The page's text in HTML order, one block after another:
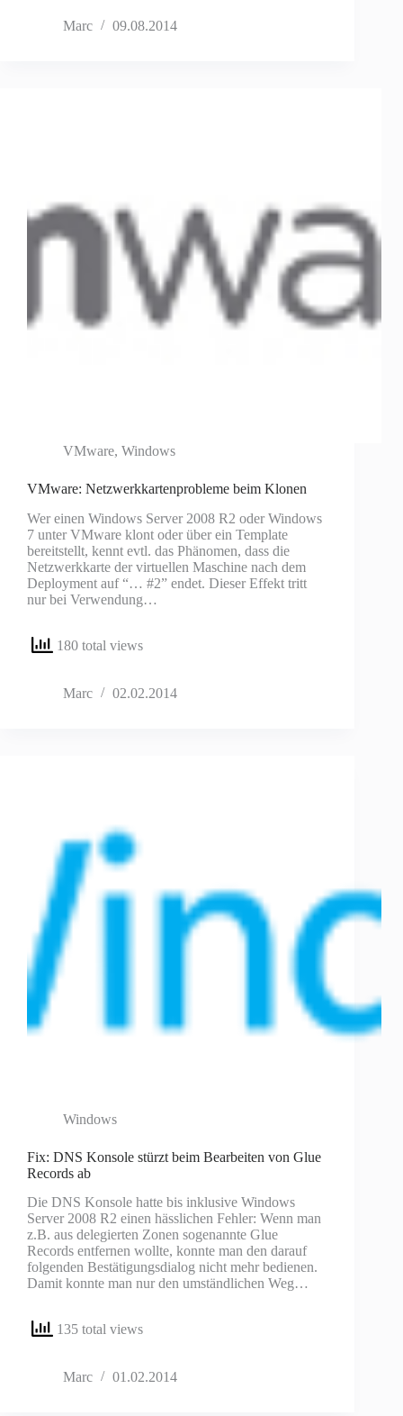
Marc 09.08.2014
VMware, Windows
VMware: Netzwerkkartenprobleme beim Klonen
Wer einen Windows Server 2008 R2 oder Windows
7 unter VMware klont oder über ein Template
bereitstellt, kennt evtl. das Phänomen, dass die
Netzwerkkarte der virtuellen Maschine nach dem
Deployment auf “… #2” endet. Dieser Effekt tritt
nur bei Verwendung…
180 total views
Marc 02.02.2014
Windows
Fix: DNS Konsole stürzt beim Bearbeiten von Glue
Records ab
Die DNS Konsole hatte bis inklusive Windows
Server 2008 R2 einen hässlichen Fehler: Wenn man
z.B. aus delegierten Zonen sogenannte Glue
Records entfernen wollte, konnte man den darauf
folgenden Bestätigungsdialog nicht mehr bedienen.
Damit konnte man nur den umständlichen Weg…
135 total views
Marc 01.02.2014